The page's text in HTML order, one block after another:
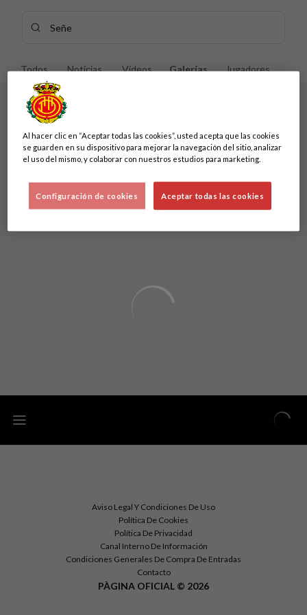
Introduce tu búsqueda, espera unos instantes y te
Todos Noticias Vídeos Galerías Jugadores
Sin resultados
Aviso Legal Y Condiciones De Uso
Política De Cookies
Política De Privacidad
Canal Interno De Información
Condiciones Generales De Compra De Entradas
Contacto
PÀGINA OFICIAL © 2026
Al hacer clic en “Aceptar todas las cookies”, usted acepta que las cookies
se guarden en su dispositivo para mejorar la navegación del sitio, analizar
el uso del mismo, y colaborar con nuestros estudios para marketing.
Aceptar todas las cookies
Configuración de cookies